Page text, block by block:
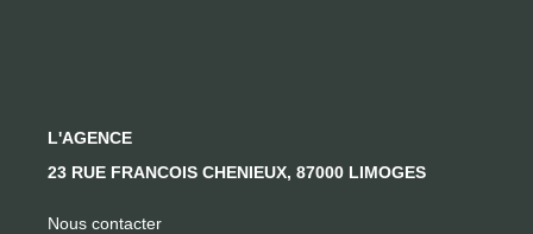
L'AGENCE
23 RUE FRANCOIS CHENIEUX, 87000 LIMOGES
Nous contacter